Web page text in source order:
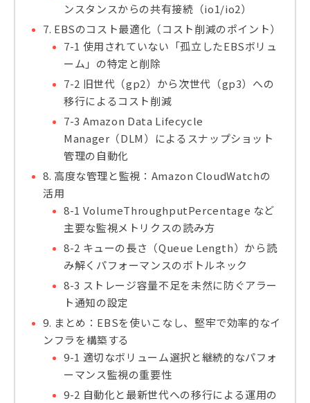
ンスタンスからの共有接続（io1/io2）
7. EBSのコスト最適化（コスト削減のポイント）
7-1 使用されていない「孤立したEBSボリュ
ーム」の特定と削除
7-2 旧世代（gp2）から次世代（gp3）への
移行によるコスト削減
7-3 Amazon Data Lifecycle
Manager（DLM）によるスナップショット
管理の自動化
8. 高度な管理と監視：Amazon CloudWatchの
活用
8-1 VolumeThroughputPercentage など
主要な監視メトリクスの読み方
8-2 キューの長さ（Queue Length）から読
み解くパフォーマンスのボトルネック
8-3 ストレージ容量不足を未然に防ぐアラー
ト通知の設定
9. まとめ：EBSを使いこなし、堅牢で効率的なイ
ンフラを構築する
9-1 適切なボリューム選択と継続的なパフォ
ーマンス監視の重要性
9-2 自動化と最新世代への移行による運用の